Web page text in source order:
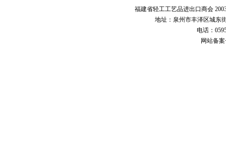
福建省轻工工艺品进出口商会
地址：泉州市丰泽区城东
电话：0595-
网站备